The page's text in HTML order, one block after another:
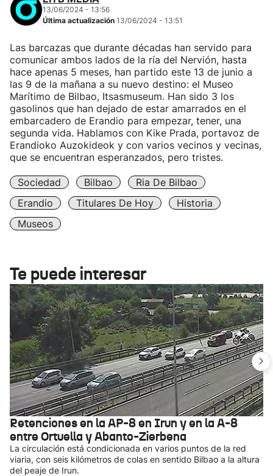
13/06/2024 - 13:56
Última actualización 13/06/2024 - 13:51
Las barcazas que durante décadas han servido para
comunicar ambos lados de la ría del Nervión, hasta
hace apenas 5 meses, han partido este 13 de junio a
las 9 de la mañana a su nuevo destino: el Museo
Marítimo de Bilbao, Itsasmuseum. Han sido 3 los
gasolinos que han dejado de estar amarrados en el
embarcadero de Erandio para empezar, tener, una
segunda vida. Hablamos con Kike Prada, portavoz de
Erandioko Auzokideok y con varios vecinos y vecinas,
que se encuentran esperanzados, pero tristes.
Sociedad Bilbao
Ria De Bilbao
Erandio
Titulares De Hoy
Historia
Museos
Te puede interesar
Retenciones en la AP-8 en Irun y en la A-8
entre Ortuella y Abanto-Zierbena
La circulación está condicionada en varios puntos de la red
viaria, con seis kilómetros de colas en sentido Bilbao a la altura
del peaje de Irun.